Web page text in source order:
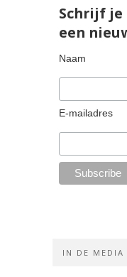
Schrijf je
een
Naam
E-mailadres
IN DE MEDIA